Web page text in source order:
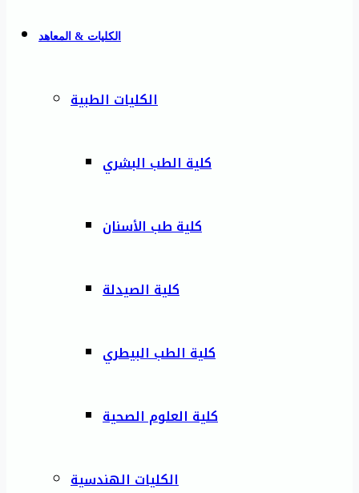
الكليات & المعاهد
الكليات الطبية
كلية الطب البشري
كلية طب الأسنان
كلية الصيدلة
كلية الطب البيطري
كلية العلوم الصحية
الكليات الهندسية